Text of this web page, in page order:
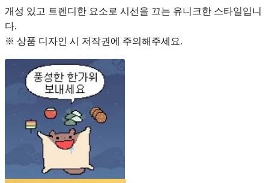
개성 있고 트렌디한 요소로 시선을 끄는 유니크한 스타일입니
다.
※ 상품 디자인 시 저작권에 주의해주세요.